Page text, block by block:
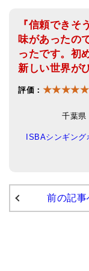
オンライン相談&
シンギングボウル
倍音呼吸法レッス
オンラインショップ
カートを見る
商品一覧
●チベット・シン
●新・鍛造スペシ
『信頼できそ
味があったの
ったです。初
新しい世界が
評価： ★★★★★
千葉
ISBAシンギン
前の記事